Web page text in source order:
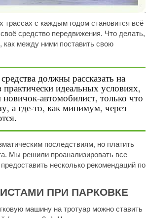
трассах с каждым годом становится всё
средство передвижения. Что делать,
как между ними поставить свою
должны рассказать на
идеальных условиях,
автомобилист, только что
а где-то, как минимум, через
последствиям, но платить
Мы решили проанализировать все
несколько рекомендаций по
ПРИ ПАРКОВКЕ
машину на тротуар можно ставить